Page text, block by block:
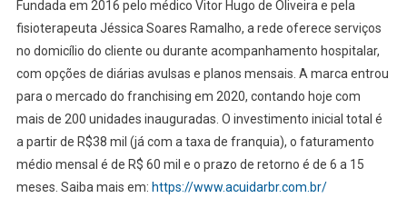
Fundada em 2016 pelo médico Vitor Hugo de Oliveira e pela
fisioterapeuta Jéssica Soares Ramalho, a rede oferece serviços
no domicílio do cliente ou durante acompanhamento hospitalar,
com opções de diárias avulsas e planos mensais. A marca entrou
para o mercado do franchising em 2020, contando hoje com
mais de 200 unidades inauguradas. O investimento inicial total é
a partir de R$38 mil (já com a taxa de franquia), o faturamento
médio mensal é de R$ 60 mil e o prazo de retorno é de 6 a 15
meses. Saiba mais em: https://www.acuidarbr.com.br/